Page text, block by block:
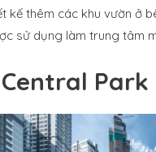
kế thêm các khu vườn ở
sử dụng làm trung tâm
Park